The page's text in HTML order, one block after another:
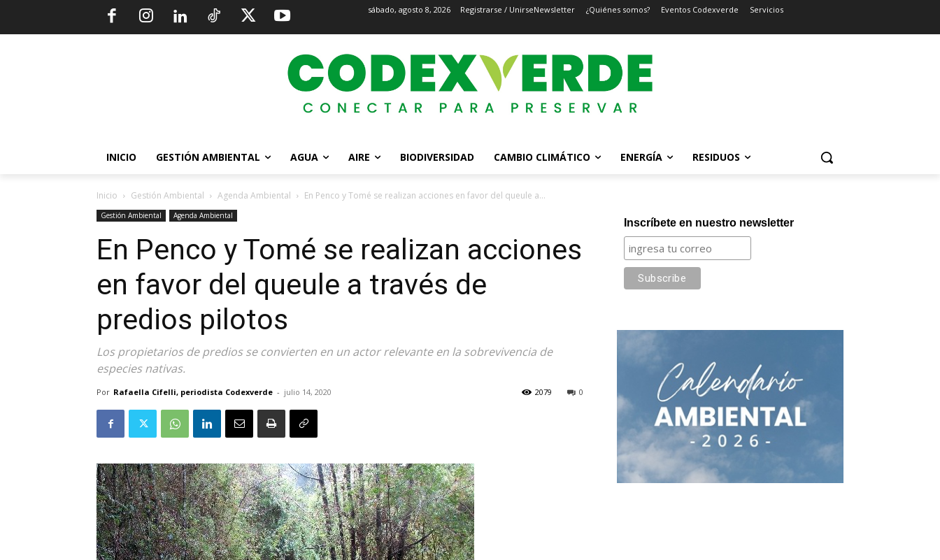
sábado, agosto 8, 2026 Registrarse / UnirseNewsletter ¿Quiénes somos? Eventos Codexverde Servicios
INICIO GESTIÓN AMBIENTAL AGUA AIRE BIODIVERSIDAD CAMBIO CLIMÁTICO ENERGÍA RESIDUOS
Inicio Gestión Ambiental Agenda Ambiental En Penco y Tomé se realizan acciones en favor del queule a...
Gestión Ambiental Agenda Ambiental
En Penco y Tomé se realizan acciones
en favor del queule a través de
predios pilotos
Los propietarios de predios se convierten en un actor relevante en la sobrevivencia de
especies nativas.
Por Rafaella Cifelli, periodista Codexverde - julio 14, 2020 0
2079
Inscríbete en nuestro newsletter